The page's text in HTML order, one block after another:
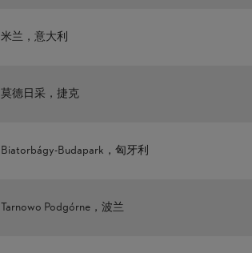
米兰，意大利
莫德日采，捷克
Biatorbágy-Budapark，匈牙利
Tarnowo Podgórne，波兰